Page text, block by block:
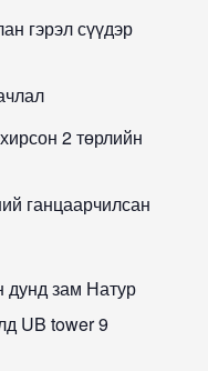
гэрэл сүүдэр
2 төрлийн
ганцаарчилсан
дунд зам Натур
UB tower 9